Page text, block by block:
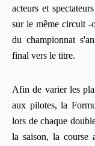
acteurs et
sur le même circuit -
du championnat
final vers le titre.
Afin de varier les
aux pilotes, la
lors de chaque
la saison, la course